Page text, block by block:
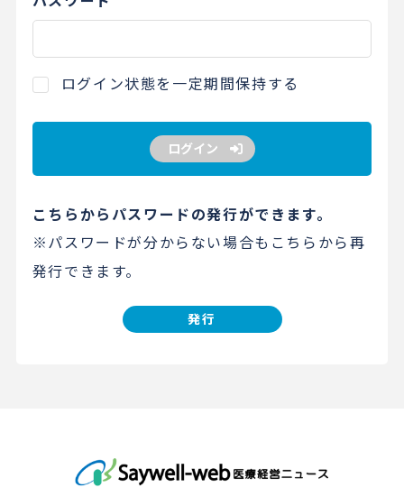
ログイン状態を一定期間保持する
ログイン
こちらからパスワードの発行ができます。
※パスワードが分からない場合もこちらから再
発行できます。
発行